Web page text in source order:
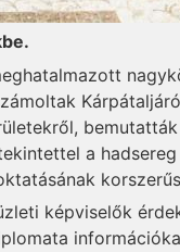
a
képviselők